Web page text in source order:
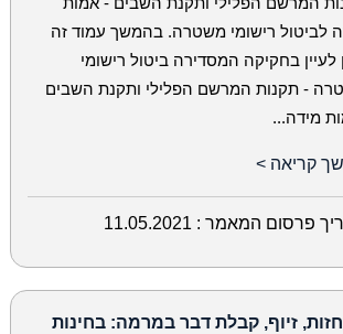
לביטול רישומי משטרה. בהמשך עמוד זה
לעיין בחקיקה המסדירה ביטול רישומי
- תקנות המרשם הפלילי ותקנת השבים
מידה...
קריאה >
פרסום המאמר : 11.05.2021
זיוף, קבלת דבר במרמה: בחינות